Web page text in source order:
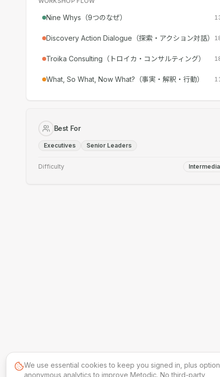
Nine Whys（9つのなぜ）
Discovery Action Dialogue（探索・アクション対話）
Troika Consulting（トロイカ・コンサルティング）
What, So What, Now What?（事実・解釈・行動）
Best For
Executives Senior Leaders
Difficulty
We use essential cookies to keep you signed in, plus
anonymous analytics to improve Metodic. No third-party